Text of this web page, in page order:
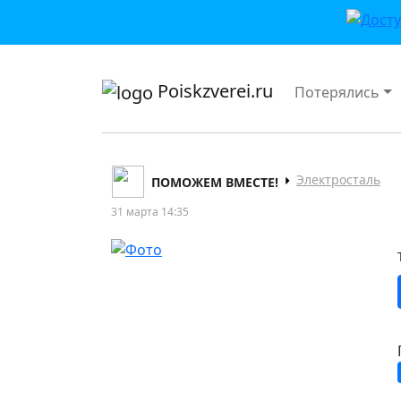
Poiskzverei.ru Потерялись
ПОМОЖЕМ ВМЕСТЕ! Электросталь
31 марта 14:35